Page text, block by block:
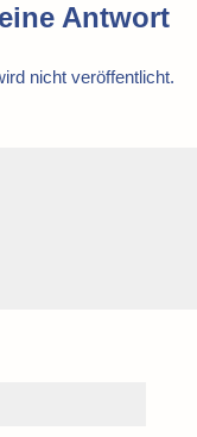
Antwort
nicht veröffentlicht.